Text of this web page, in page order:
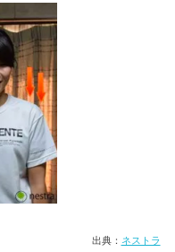
出典： ネストラ